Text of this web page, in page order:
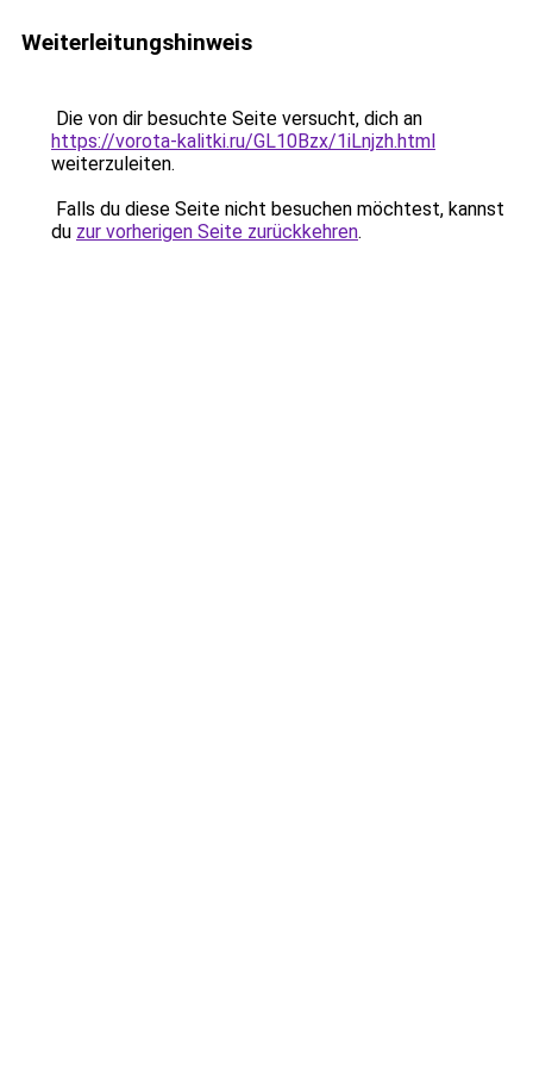
Weiterleitungshinweis
Die von dir besuchte Seite versucht, dich an
https://vorota-kalitki.ru/GL10Bzx/1iLnjzh.html
weiterzuleiten.
Falls du diese Seite nicht besuchen möchtest, kannst
du zur vorherigen Seite zurückkehren.